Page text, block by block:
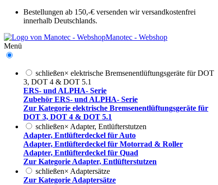
Bestellungen ab 150,-€ versenden wir versandkostenfrei
innerhalb Deutschlands.
Manotec - Webshop
Menü
schließen× elektrische Bremsenentlüftungsgeräte für DOT
3, DOT 4 & DOT 5.1
ERS- und ALPHA- Serie
Zubehör ERS- und ALPHA- Serie
Zur Kategorie elektrische Bremsenentlüftungsgeräte für
DOT 3, DOT 4 & DOT 5.1
schließen× Adapter, Entlüfterstutzen
Adapter, Entlüfterdeckel für Auto
Adapter, Entlüfterdeckel für Motorrad & Roller
Adapter, Entlüfterdeckel für Quad
Zur Kategorie Adapter, Entlüfterstutzen
schließen× Adaptersätze
Zur Kategorie Adaptersätze